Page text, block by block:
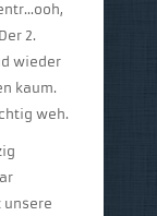
2.
wieder
kaum.
weh.
unsere